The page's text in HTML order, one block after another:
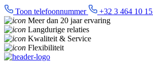
Toon telefoonnummer +32 3 464 10 15
Meer dan 20 jaar ervaring
Langdurige relaties
Kwaliteit & Service
Flexibiliteit